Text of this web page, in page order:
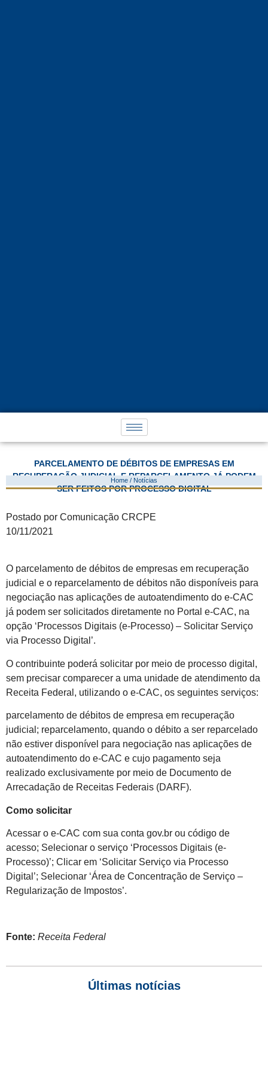
PARCELAMENTO DE DÉBITOS DE EMPRESAS EM
RECUPERAÇÃO JUDICIAL E REPARCELAMENTO JÁ PODEM
SER FEITOS POR PROCESSO DIGITAL
Home / Notícias
Postado por Comunicação CRCPE
10/11/2021
O parcelamento de débitos de empresas em recuperação
judicial e o reparcelamento de débitos não disponíveis para
negociação nas aplicações de autoatendimento do e-CAC
já podem ser solicitados diretamente no Portal e-CAC, na
opção ‘Processos Digitais (e-Processo) – Solicitar Serviço
via Processo Digital’.
O contribuinte poderá solicitar por meio de processo digital,
sem precisar comparecer a uma unidade de atendimento da
Receita Federal, utilizando o e-CAC, os seguintes serviços:
parcelamento de débitos de empresa em recuperação
judicial; reparcelamento, quando o débito a ser reparcelado
não estiver disponível para negociação nas aplicações de
autoatendimento do e-CAC e cujo pagamento seja
realizado exclusivamente por meio de Documento de
Arrecadação de Receitas Federais (DARF).
Como solicitar
Acessar o e-CAC com sua conta gov.br ou código de
acesso; Selecionar o serviço ‘Processos Digitais (e-
Processo)’; Clicar em ‘Solicitar Serviço via Processo
Digital’; Selecionar ‘Área de Concentração de Serviço –
Regularização de Impostos’.
Fonte: Receita Federal
Últimas notícias